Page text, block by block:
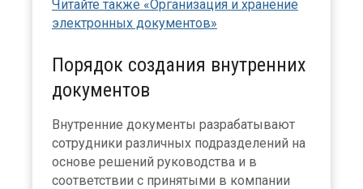
Читайте также «Организация и хранение
электронных документов»
Порядок создания внутренних
документов
Внутренние документы разрабатывают
сотрудники различных подразделений на
основе решений руководства и в
соответствии с принятыми в компании